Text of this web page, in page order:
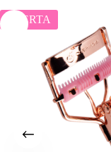
OFERTA